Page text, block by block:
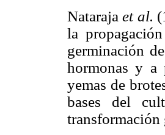
Natarajaet al.
la propagación
germinación
hormonas y a
yemas de
bases del
transformación